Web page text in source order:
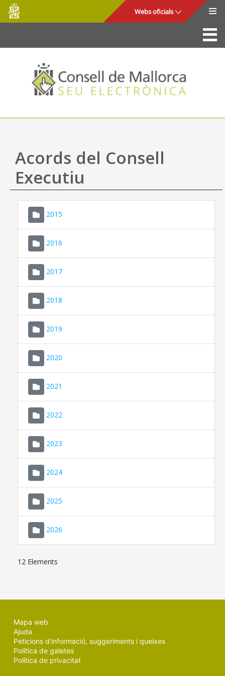
Salta al contingut principal
Consell
de
Mallorca
Webs oficials
La Seu
Consell de Mallorca
Accés i seguretat
Utilitats
Ajuda
Acords del Consell
Executiu
2015
2016
2017
2018
2019
2020
2021
2022
2023
2024
2025
2026
12 Elements
Mapa web
Ajuda
Peticions d'informació, suggeriments i queixes
Política de galetes
Política de privacitat